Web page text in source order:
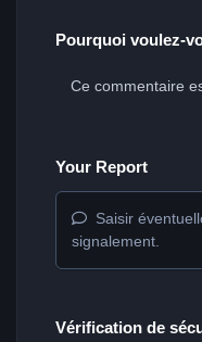
Pourquoi voulez-
Your Report
Saisir
signalement.
Vérification de